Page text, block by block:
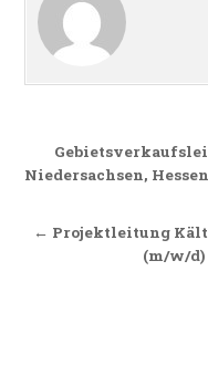
Niedersachsen,
← Projektleitung
(m/w/d)